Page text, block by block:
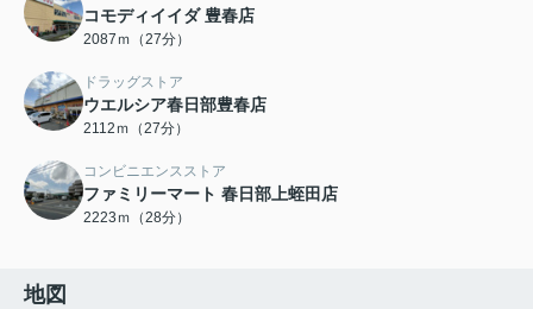
コモディイイダ 豊春店
2087ｍ（27分）
ドラッグストア
ウエルシア春日部豊春店
2112ｍ（27分）
コンビニエンスストア
ファミリーマート 春日部上蛭田店
2223ｍ（28分）
地図